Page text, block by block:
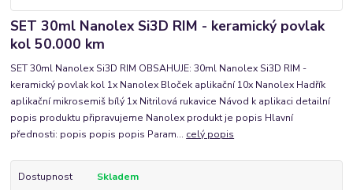
SET 30ml Nanolex Si3D RIM - keramický povlak
kol 50.000 km
SET 30ml Nanolex Si3D RIM OBSAHUJE: 30ml Nanolex Si3D RIM -
keramický povlak kol 1x Nanolex Bloček aplikační 10x Nanolex Hadřík
aplikační mikrosemiš bílý 1x Nitrilová rukavice Návod k aplikaci detailní
popis produktu připravujeme Nanolex produkt je popis Hlavní
přednosti: popis popis popis Param... celý popis
Dostupnost
Skladem